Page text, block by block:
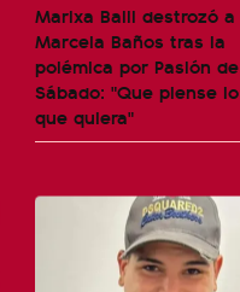
Marixa Balli destrozó a
Marcela Baños tras la
polémica por Pasión de
Sábado: "Que piense lo
que quiera"